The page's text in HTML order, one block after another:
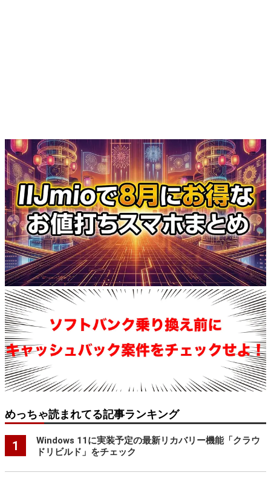
めっちゃ読まれてる記事ランキング
1
Windows 11に実装予定の最新リカバリー機能「クラウ
ドリビルド」をチェック